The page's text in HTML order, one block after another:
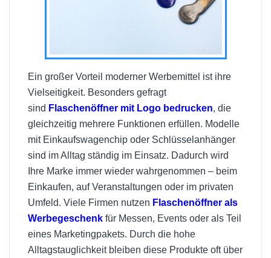
Ein großer Vorteil moderner Werbemittel ist ihre
Vielseitigkeit. Besonders gefragt
sind Flaschenöffner mit Logo bedrucken, die
gleichzeitig mehrere Funktionen erfüllen. Modelle
mit Einkaufswagenchip oder Schlüsselanhänger
sind im Alltag ständig im Einsatz. Dadurch wird
Ihre Marke immer wieder wahrgenommen – beim
Einkaufen, auf Veranstaltungen oder im privaten
Umfeld. Viele Firmen nutzen Flaschenöffner als
Werbegeschenk für Messen, Events oder als Teil
eines Marketingpakets. Durch die hohe
Alltagstauglichkeit bleiben diese Produkte oft über